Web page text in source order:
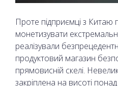
Проте підприємці з Китаю
монетизувати
реалізували
продуктовий магазин
прямовисній скелі.
закріплена на висоті